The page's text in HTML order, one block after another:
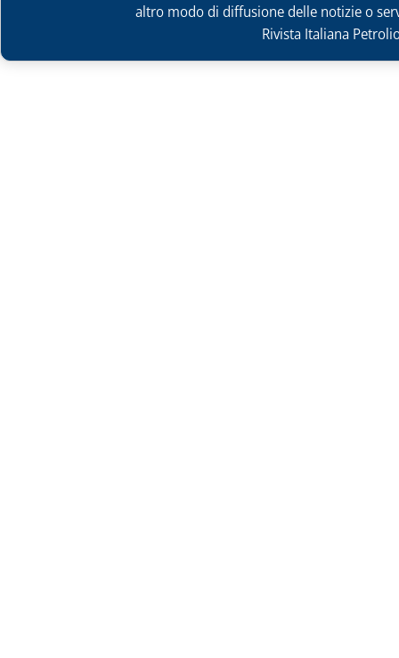
altro modo di diffusione delle notizie o
Rivista Italiana